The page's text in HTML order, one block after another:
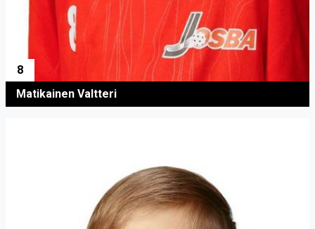
8
Matikainen Valtteri